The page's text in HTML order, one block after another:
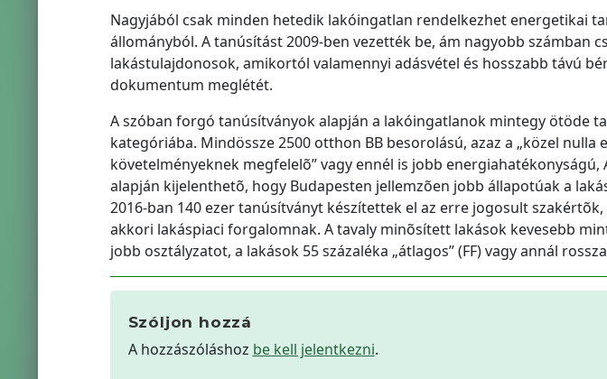
Nagyjából csak minden hetedik lakóingatlan rendelkezhet energetikai
állományból. A tanúsítást 2009-ben vezették be, ám nagyobb számban
lakástulajdonosok, amikortól valamennyi adásvétel és hosszabb távú
dokumentum meglétét.
A szóban forgó tanúsítványok alapján a lakóingatlanok mintegy ötöde
kategóriába. Mindössze 2500 otthon BB besorolású, azaz a „közel nulla
követelményeknek megfelelõ” vagy ennél is jobb energiahatékonyságú,
alapján kijelenthetõ, hogy Budapesten jellemzõen jobb állapotúak a
2016-ban 140 ezer tanúsítványt készítettek el az erre jogosult
akkori lakáspiaci forgalomnak. A tavaly minõsített lakások kevesebb
jobb osztályzatot, a lakások 55 százaléka „átlagos” (FF) vagy annál
Szóljon hozzá
A hozzászóláshoz be kell jelentkezni.